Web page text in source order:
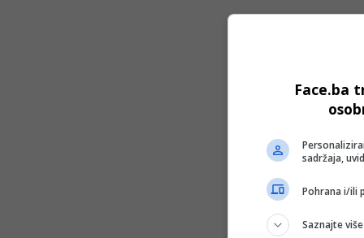
Face.ba
sadržaja,
Pohrana i/ili
Saznajte više